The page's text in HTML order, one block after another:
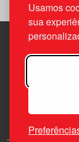
Usamos
sua
Edif. Lisboa
1800-282